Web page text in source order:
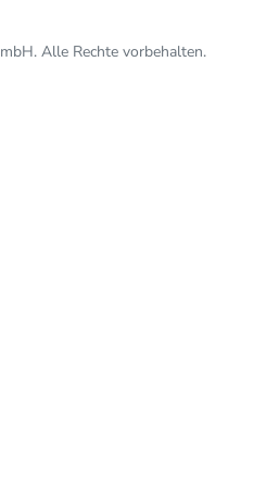
Alle Rechte vorbehalten.